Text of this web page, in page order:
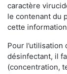
caractère
le contenant du
cette
Pour
désinfectant, il
(concentration,